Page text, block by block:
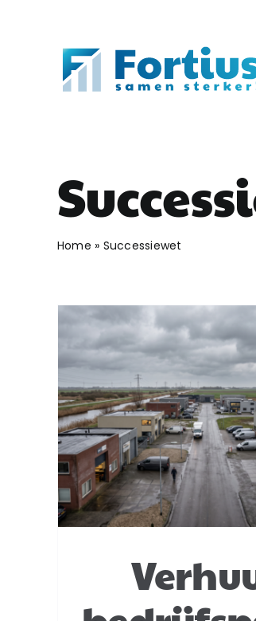
Home » Successiewet
Beneficiaire
beschermt